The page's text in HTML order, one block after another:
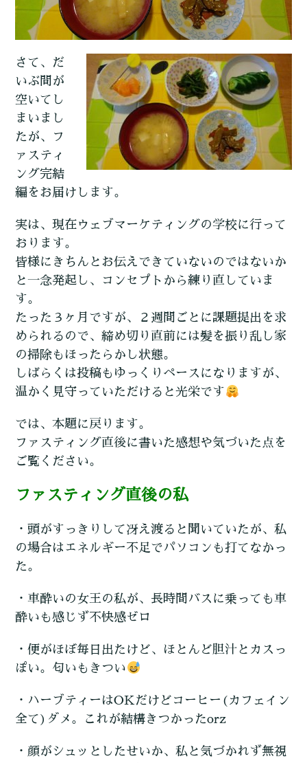
さて、だ
いぶ間が
空いてし
まいまし
たが、フ
ァスティ
ング完結
編をお届けします。
実は、現在ウェブマーケティングの学校に行って
おります。
皆様にきちんとお伝えできていないのではないか
と一念発起し、コンセプトから練り直していま
す。
たった３ヶ月ですが、２週間ごとに課題提出を求
められるので、締め切り直前には髪を振り乱し家
の掃除もほったらかし状態。
しばらくは投稿もゆっくりペースになりますが、
温かく見守っていただけると光栄です
では、本題に戻ります。
ファスティング直後に書いた感想や気づいた点を
ご覧ください。
ファスティング直後の私
・頭がすっきりして冴え渡ると聞いていたが、私
の場合はエネルギー不足でパソコンも打てなかっ
た。
・車酔いの女王の私が、長時間バスに乗っても車
酔いも感じず不快感ゼロ
・便がほぼ毎日出たけど、ほとんど胆汁とカスっ
ぽい。匂いもきつい
・ハーブティーはOKだけどコーヒー(カフェイン
全て)ダメ。これが結構きつかったorz
・顔がシュッとしたせいか、私と気づかれず無視